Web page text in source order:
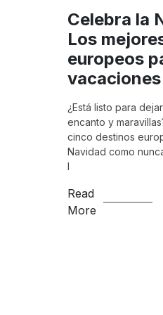
Celebra la
Los
europeos
¿Está listo para
encanto y
cinco destinos
Navidad como
l
Read
More